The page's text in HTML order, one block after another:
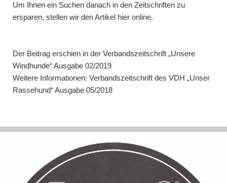
Um Ihnen ein Suchen danach in den Zeitschriften zu
ersparen, stellen wir den Artikel hier online.
Der Beitrag erschien in der Verbandszeitschrift „Unsere
Windhunde“ Ausgabe 02/2019
Weitere Informationen: Verbandszeitschrift des VDH „Unser
Rassehund“ Ausgabe 05/2018